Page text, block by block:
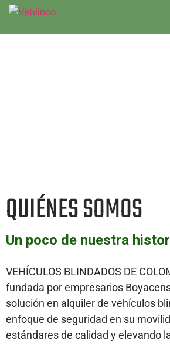
QUIÉNES SOMOS
Un poco de nuestra
VEHÍCULOS BLINDADOS DE
fundada por empresarios
solución en alquiler de vehículos
enfoque de seguridad en su
estándares de calidad y elevando